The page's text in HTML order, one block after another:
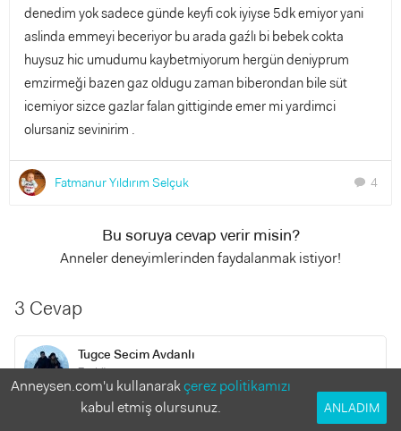
denedim yok sadece günde keyfi cok iyiyse 5dk emiyor yani
aslinda emmeyi beceriyor bu arada gaźlı bi bebek cokta
huysuz hic umudumu kaybetmiyorum hergün deniyprum
emzirmeği bazen gaz oldugu zaman biberondan bile süt
icemiyor sizce gazlar falan gittiginde emer mi yardimci
olursaniz sevinirim .
Fatmanur Yıldırım Selçuk chat 4
Bu soruya cevap verir misin?
Anneler deneyimlerinden faydalanmak istiyor!
3 Cevap
Tugce Secim Avdanlı
7 yıl önce
Merhaba benim bebegimde 2 aylik hic emmedi 36 haftalik
Anneysen.com'u kullanarakçerez politikamızı
kabul etmiş olursunuz.
ANLADIM